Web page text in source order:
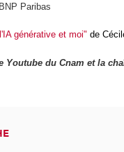
Paribas
générative et moi"de
Youtube du Cnam et la